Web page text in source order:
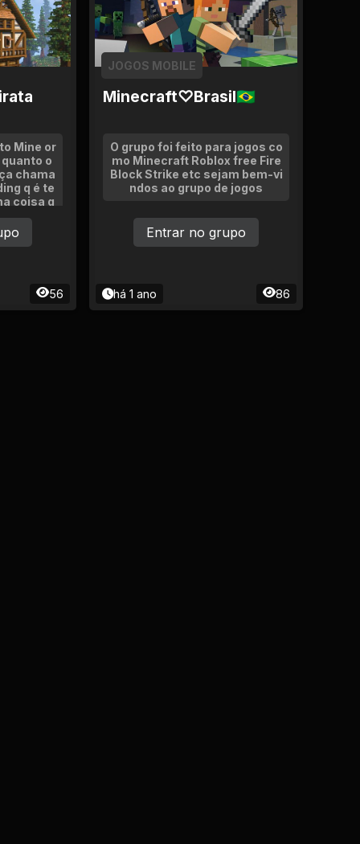
Mine or
o
chama
q é te
coisa q
Podem
56
Minecraft♡Brasil🇧🇷
JOGOS MOBILE
O grupo foi feito para jogos co
mo Minecraft Roblox free Fire
Block Strike etc sejam bem-vi
ndos ao grupo de jogos
há 1 ano 86
Entrar no grupo